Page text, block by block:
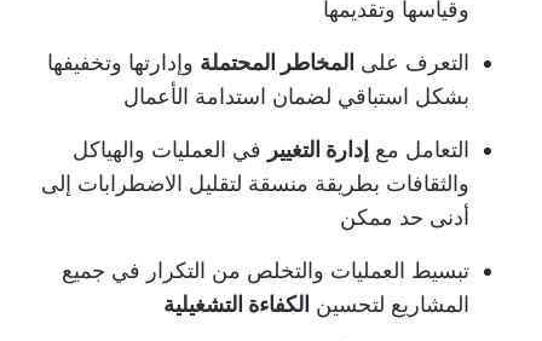
وقياسها وتقديمها
التعرف على المخاطر المحتملة وإدارتها وتخفيفها
بشكل استباقي لضمان استدامة الأعمال
التعامل مع إدارة التغيير في العمليات والهياكل
والثقافات بطريقة منسقة لتقليل الاضطرابات إلى
أدنى حد ممكن
تبسيط العمليات والتخلص من التكرار في جميع
المشاريع لتحسين الكفاءة التشغيلية